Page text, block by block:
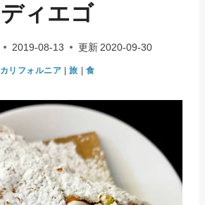
ディエゴ
2019-08-13 更新 2020-09-30
カリフォルニア |旅 食